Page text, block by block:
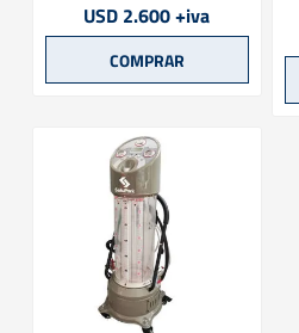
USD 2.600 +iva